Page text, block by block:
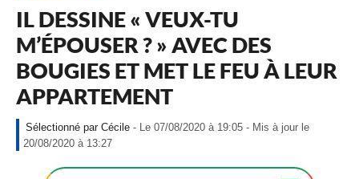
IL DESSINE « VEUX-TU
M’ÉPOUSER ? » AVEC DES
BOUGIES ET MET LE FEU À LEUR
APPARTEMENT
Cécile - Le 07/08/2020 à 19:05 - Mis à jour le
20/08/2020 à 13:27